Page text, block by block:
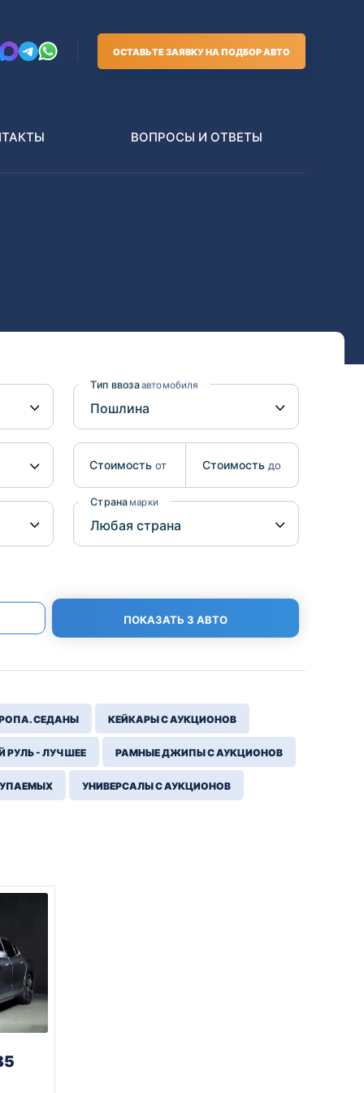
ОСТАВЬТЕ ЗАЯВКУ НА ПОДБОР АВТО
Nissan
Mitsubishi
Isuzu
Hino
ВОПРОСЫ И ОТВЕТЫ
Тип ввозаавтомобиля
Стоимость от Стоимость до
Страна марки
ПОКАЗАТЬ 3 АВТО
СЕДАНЫ КЕЙКАРЫ С АУКЦИОНОВ
РУЛЬ - ЛУЧШЕЕ РАМНЫЕ ДЖИПЫ С АУКЦИОНОВ
УНИВЕРСАЛЫ С АУКЦИОНОВ